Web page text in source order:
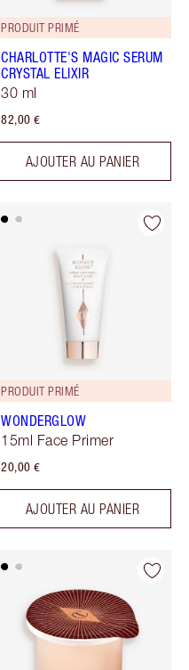
PRODUIT PRIMÉ
CHARLOTTE'S MAGIC SERUM
CRYSTAL ELIXIR
30 ml
82,00 €
AJOUTER AU PANIER
PRODUIT PRIMÉ
WONDERGLOW
15ml Face Primer
20,00 €
AJOUTER AU PANIER